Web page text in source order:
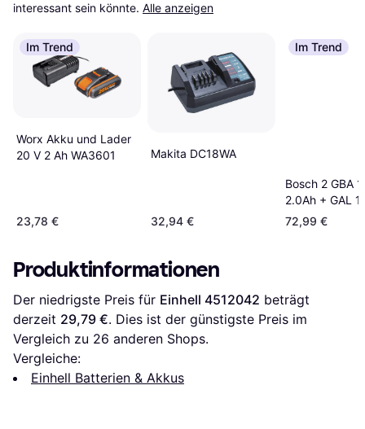
interessant sein könnte. Alle anzeigen
Im Trend
Worx Akku und Lader
20 V 2 Ah WA3601
23,78 €
Makita DC18WA
32,94 €
Im Trend
Bosch 2 GBA
2.0Ah + GAL
Professional
72,99 €
Produktinformationen
Der niedrigste Preis für Einhell 4512042 beträgt
derzeit 29,79 €. Dies ist der günstigste Preis im
Vergleich zu 26 anderen Shops.
Vergleiche:
Einhell Batterien & Akkus